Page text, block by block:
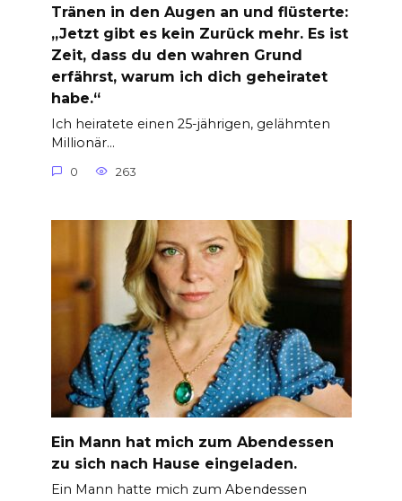
Tränen in den Augen an und flüsterte:
„Jetzt gibt es kein Zurück mehr. Es ist
Zeit, dass du den wahren Grund
erfährst, warum ich dich geheiratet
habe.“
Ich heiratete einen 25-jährigen, gelähmten
Millionär…
0 263
Ein Mann hat mich zum Abendessen
zu sich nach Hause eingeladen.
Ein Mann hatte mich zum Abendessen